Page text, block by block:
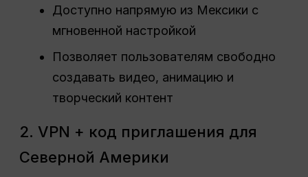
Доступно напрямую из Мексики с
мгновенной настройкой
Позволяет пользователям свободно
создавать видео, анимацию и
творческий контент
2. VPN + код приглашения для
Северной Америки